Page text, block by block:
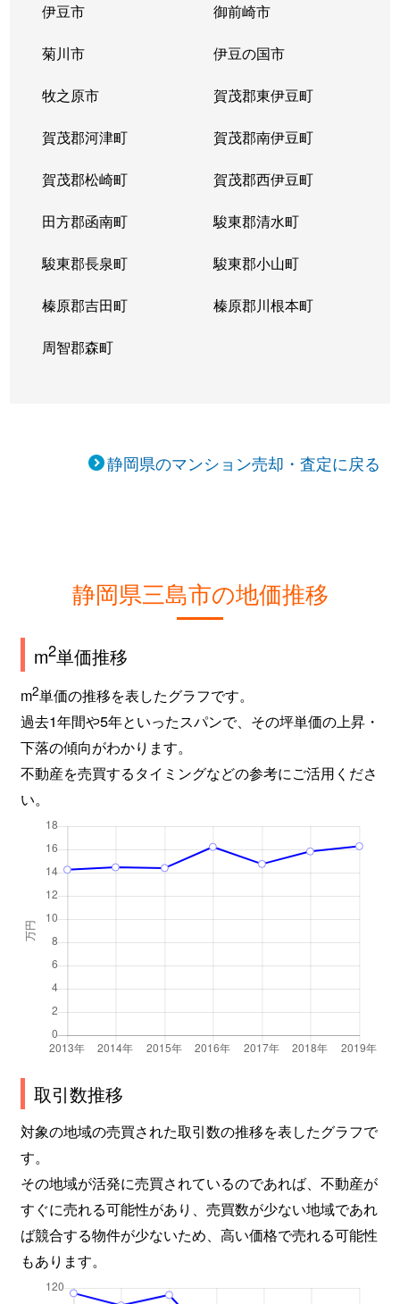
伊豆市 御前崎市
菊川市 伊豆の国市
牧之原市 賀茂郡東伊豆町
賀茂郡河津町 賀茂郡南伊豆町
賀茂郡松崎町 賀茂郡西伊豆町
田方郡函南町 駿東郡清水町
駿東郡長泉町 駿東郡小山町
榛原郡吉田町 榛原郡川根本町
周智郡森町
静岡県のマンション売却・査定に戻る
静岡県三島市の地価推移
m2単価推移
m2単価の推移を表したグラフです。
過去1年間や5年といったスパンで、その坪単価の上昇・
下落の傾向がわかります。
不動産を売買するタイミングなどの参考にご活用くださ
い。
取引数推移
対象の地域の売買された取引数の推移を表したグラフで
す。
その地域が活発に売買されているのであれば、不動産が
すぐに売れる可能性があり、売買数が少ない地域であれ
ば競合する物件が少ないため、高い価格で売れる可能性
もあります。